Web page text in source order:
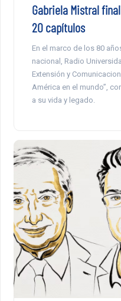
Gabriela Mistral
20 capítulos
En el marco de los 80
nacional, Radio
Extensión y
América en el mundo”,
a su vida y legado.